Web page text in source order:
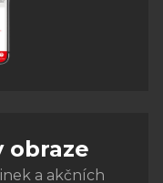
obraze
a akčních